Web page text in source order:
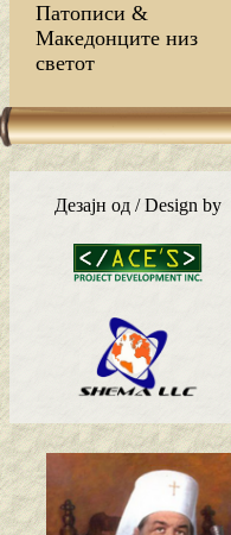
Патописи &
Македонците низ
светот
Дезајн од / Design by